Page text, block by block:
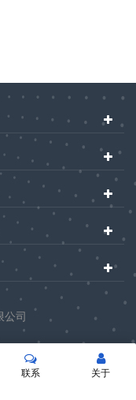
公司
关于
联系